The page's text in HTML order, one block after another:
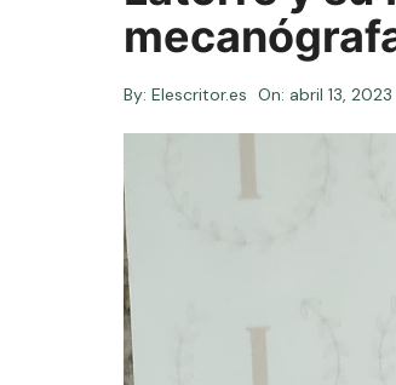
By: Elescritor.es On: abril 13, 2023